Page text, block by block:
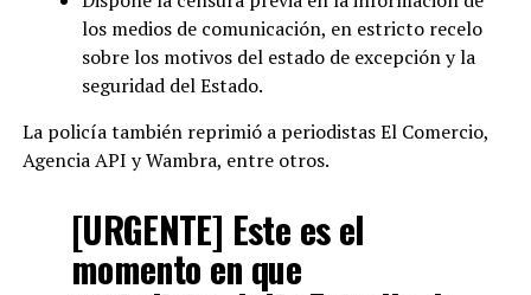
los medios de comunicación, en estricto recelo
sobre los motivos del estado de excepción y la
seguridad del Estado.
La policía también reprimió a periodistas El Comercio,
Agencia API y Wambra, entre otros.
[URGENTE] Este es el
momento en que